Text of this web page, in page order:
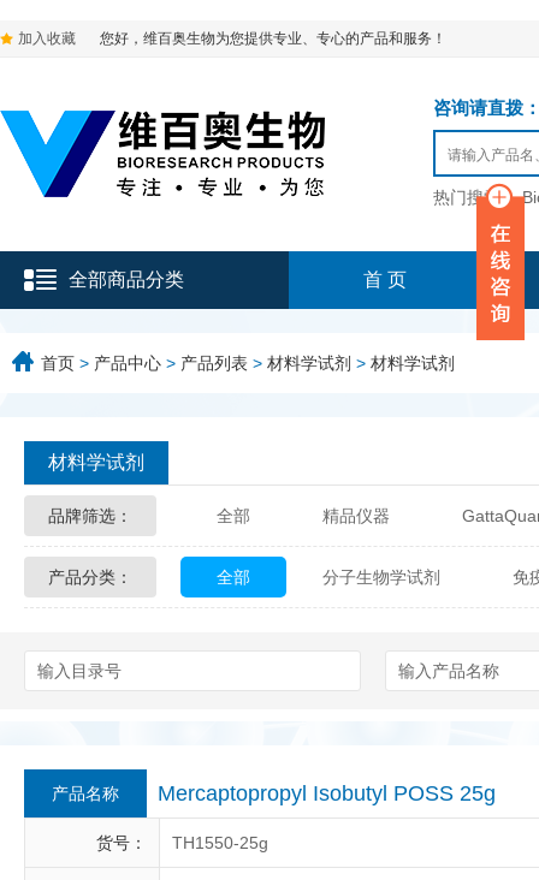
加入收藏 您好，维百奥生物为您提供专业、专心的产品和服务！
咨询请直拨
热门搜索：
全部商品分类 首 页
首页 > 产品中心 > 产品列表 > 材料学试剂 > 材料学试剂
材料学试剂
品牌筛选： 全部 精品仪器
Glycon Biochem Sterlitech
产品分类： 全部 分子生物学试剂 免
产品名称 Mercaptopropyl Isobutyl POSS 25g
货号： TH1550-25g